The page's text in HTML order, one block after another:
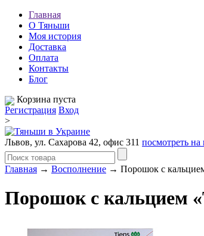
Главная
О Тяньши
Моя история
Доставка
Оплата
Контакты
Блог
Корзина пуста
Регистрация Вход
>
Львов, ул. Сахарова 42, офис 311 посмотреть на
Главная → Восполнение → Порошок с
Порошок с кальцием